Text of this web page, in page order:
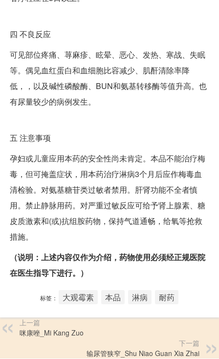
四 不良反应
可见部位疼痛、荨麻疹、眩晕、恶心、发热、寒战、失眠
等。偶见血红蛋白和血细胞比容减少、肌酐清除率降
低，，以及碱性磷酸酶、BUN和氨基转移酶等值升高。也
有尿量较少的病例发生。
五 注意事项
孕妇或儿童应用本药的安全性尚未肯定。本品不能治疗梅
毒，但可掩盖症状，用本药治疗淋病3个月后应作梅毒血
清检验。对氨基糖苷类过敏者禁用。肝肾功能不全者慎
用。禁止静脉用药。对严重过敏反应可给予肾上腺素、糖
皮质激素和(或)抗组胺药物，保持气道通畅，给氧等抢救
措施。
（说明：上述内容仅作为介绍，药物使用必须经正规医院
在医生指导下进行。）
标签： 大观霉素 本品 淋病 耐药
上一篇
咪康唑_Mi Kang Zuo
下一篇
输尿管狭窄_Shu Niao Guan Xia Zhai